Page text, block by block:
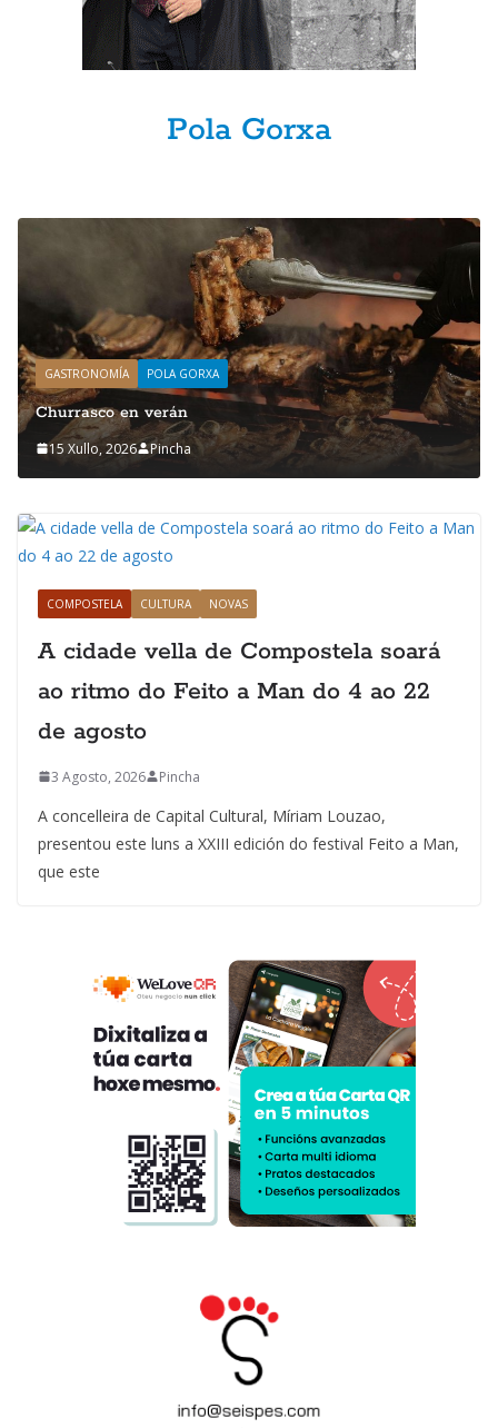
Pola Gorxa
GASTRONOMÍA POLA GORXA
Churrasco en verán
15 Xullo, 2026 Pincha
COMPOSTELA CULTURA NOVAS
A cidade vella de Compostela soará
ao ritmo do Feito a Man do 4 ao 22
de agosto
3 Agosto, 2026 Pincha
A concelleira de Capital Cultural, Míriam Louzao,
presentou este luns a XXIII edición do festival Feito a Man,
que este